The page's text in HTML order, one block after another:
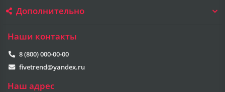
Дополнительно
Наши контакты
8 (800) 000-00-00
fivetrend@yandex.ru
Наш адрес